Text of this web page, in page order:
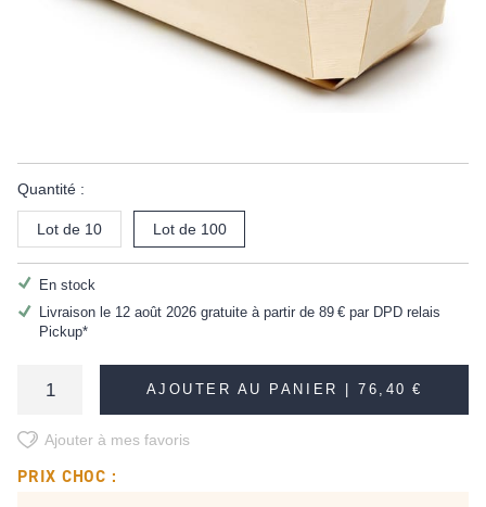
Quantité :
Lot de 10 Lot de 100
En stock
Livraison le 12 août 2026 gratuite à partir de 89 €par DPD relais
Pickup*
AJOUTER AU PANIER | 76,40 €
Ajouter à mes favoris
PRIX CHOC :